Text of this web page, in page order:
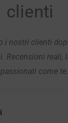
clienti
i nostri clienti
Recensioni reali,
come te.